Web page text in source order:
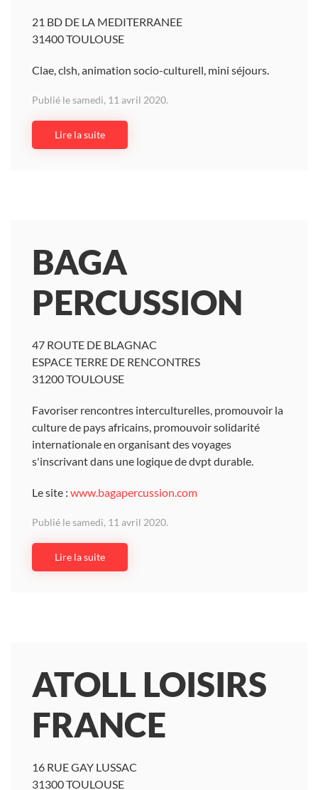
21 BD DE LA MEDITERRANEE
31400 TOULOUSE
Clae, clsh, animation socio-culturell, mini séjours.
Publié le samedi, 11 avril 2020.
Lire la suite
BAGA
PERCUSSION
47 ROUTE DE BLAGNAC
ESPACE TERRE DE RENCONTRES
31200 TOULOUSE
Favoriser rencontres interculturelles, promouvoir la
culture de pays africains, promouvoir solidarité
internationale en organisant des voyages
s'inscrivant dans une logique de dvpt durable.
Le site : www.bagapercussion.com
Publié le samedi, 11 avril 2020.
Lire la suite
ATOLL LOISIRS
FRANCE
16 RUE GAY LUSSAC
31300 TOULOUSE